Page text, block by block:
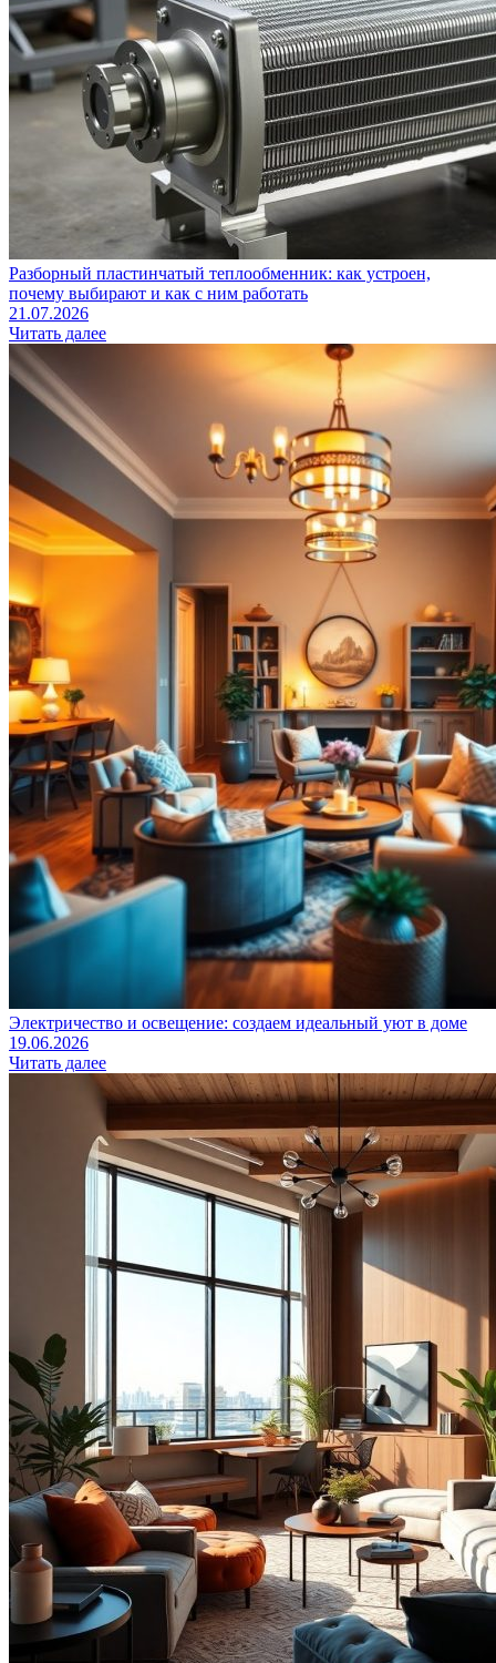
Разборный пластинчатый теплообменник: как устроен,
почему выбирают и как с ним работать
21.07.2026
Читать далее
Электричество и освещение: создаем идеальный уют в доме
19.06.2026
Читать далее